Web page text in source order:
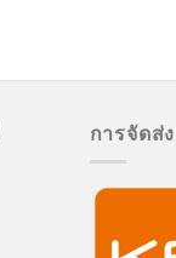
การจัดส่ง